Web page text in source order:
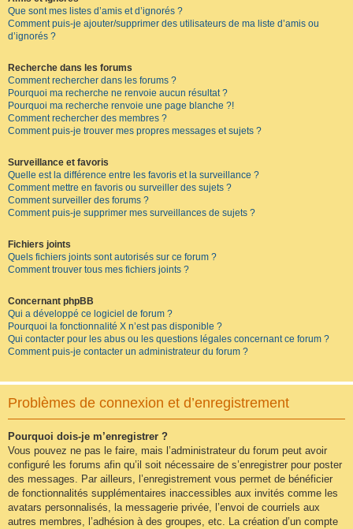
Que sont mes listes d’amis et d’ignorés ?
Comment puis-je ajouter/supprimer des utilisateurs de ma liste d’amis ou
d’ignorés ?
Recherche dans les forums
Comment rechercher dans les forums ?
Pourquoi ma recherche ne renvoie aucun résultat ?
Pourquoi ma recherche renvoie une page blanche ?!
Comment rechercher des membres ?
Comment puis-je trouver mes propres messages et sujets ?
Surveillance et favoris
Quelle est la différence entre les favoris et la surveillance ?
Comment mettre en favoris ou surveiller des sujets ?
Comment surveiller des forums ?
Comment puis-je supprimer mes surveillances de sujets ?
Fichiers joints
Quels fichiers joints sont autorisés sur ce forum ?
Comment trouver tous mes fichiers joints ?
Concernant phpBB
Qui a développé ce logiciel de forum ?
Pourquoi la fonctionnalité X n’est pas disponible ?
Qui contacter pour les abus ou les questions légales concernant ce forum ?
Comment puis-je contacter un administrateur du forum ?
Problèmes de connexion et d’enregistrement
Pourquoi dois-je m’enregistrer ?
Vous pouvez ne pas le faire, mais l’administrateur du forum peut avoir
configuré les forums afin qu’il soit nécessaire de s’enregistrer pour poster
des messages. Par ailleurs, l’enregistrement vous permet de bénéficier
de fonctionnalités supplémentaires inaccessibles aux invités comme les
avatars personnalisés, la messagerie privée, l’envoi de courriels aux
autres membres, l’adhésion à des groupes, etc. La création d’un compte